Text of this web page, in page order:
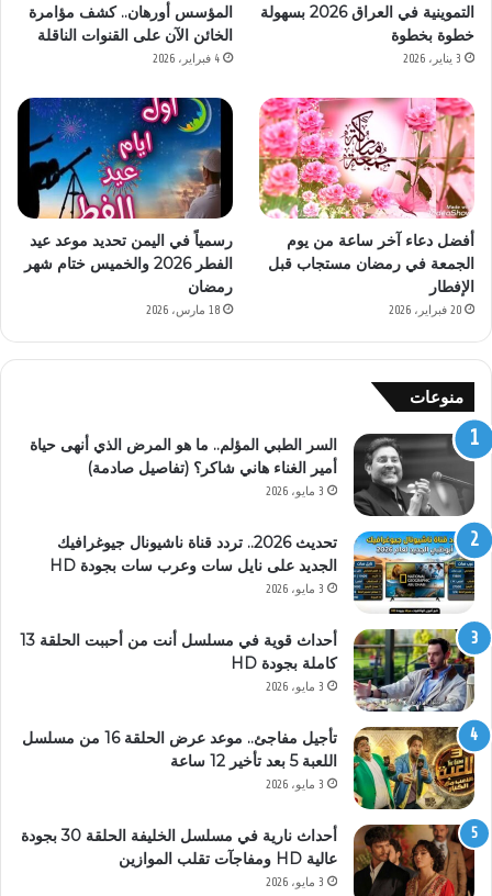
التموينية في العراق 2026 بسهولة
خطوة بخطوة
3 يناير، 2026
المؤسس أورهان.. كشف مؤامرة
الخائن الآن على القنوات الناقلة
4 فبراير، 2026
أفضل دعاء آخر ساعة من يوم
الجمعة في رمضان مستجاب قبل
الإفطار
20 فبراير، 2026
رسمياً في اليمن تحديد موعد عيد
الفطر 2026 والخميس ختام شهر
رمضان
18 مارس، 2026
منوعات
السر الطبي المؤلم.. ما هو المرض الذي أنهى حياة
أمير الغناء هاني شاكر؟ (تفاصيل صادمة)
3 مايو، 2026
تحديث 2026.. تردد قناة ناشيونال جيوغرافيك
الجديد على نايل سات وعرب سات بجودة HD
3 مايو، 2026
أحداث قوية في مسلسل أنت من أحببت الحلقة 13
كاملة بجودة HD
3 مايو، 2026
تأجيل مفاجئ.. موعد عرض الحلقة 16 من مسلسل
اللعبة 5 بعد تأخير 12 ساعة
3 مايو، 2026
أحداث نارية في مسلسل الخليفة الحلقة 30 بجودة
عالية HD ومفاجآت تقلب الموازين
3 مايو، 2026